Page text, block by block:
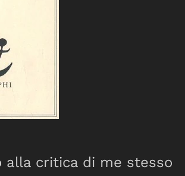
alla critica di me stesso